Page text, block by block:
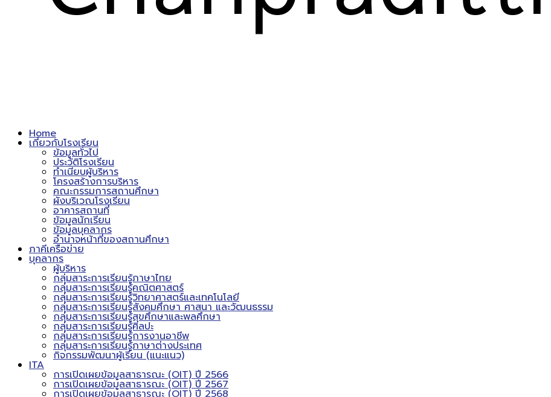
Home
เกี่ยวกับโรงเรียน
ข้อมูลทั่วไป
ประวัติโรงเรียน
ทำเนียบผู้บริหาร
โครงสร้างการบริหาร
คณะกรรมการสถานศึกษา
ผังบริเวณโรงเรียน
อาคารสถานที่
ข้อมูลนักเรียน
ข้อมูลบุคลากร
อำนาจหน้าที่ของสถานศึกษา
ภาคีเครือข่าย
บุคลากร
ผู้บริหาร
กลุ่มสาระการเรียนรู้ภาษาไทย
กลุ่มสาระการเรียนรู้คณิตศาสตร์
กลุ่มสาระการเรียนรู้วิทยาศาสตร์และเทคโนโลยี
กลุ่มสาระการเรียนรู้สังคมศึกษา ศาสนา และวัฒนธรรม
กลุ่มสาระการเรียนรู้สุขศึกษาและพลศึกษา
กลุ่มสาระการเรียนรู้ศิลปะ
กลุ่มสาระการเรียนรู้การงานอาชีพ
กลุ่มสาระการเรียนรู้ภาษาต่างประเทศ
กิจกรรมพัฒนาผู้เรียน (แนะแนว)
ITA
การเปิดเผยข้อมูลสาธารณะ (OIT) ปี 2566
การเปิดเผยข้อมูลสาธารณะ (OIT) ปี 2567
การเปิดเผยข้อมูลสาธารณะ (OIT) ปี 2568